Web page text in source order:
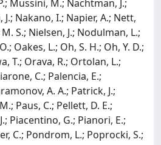
Mussini, M.; Nachtman, J.;
Nakano, I.; Napier, A.; Nett,
S.; Nielsen, J.; Nodulman, L.;
Oakes, L.; Oh, S. H.; Oh, Y. D.;
T.; Orava, R.; Ortolan, L.;
C.; Palencia, E.;
A. A.; Patrick, J.;
Paus, C.; Pellett, D. E.;
Piacentino, G.; Pianori, E.;
C.; Pondrom, L.; Poprocki, S.;